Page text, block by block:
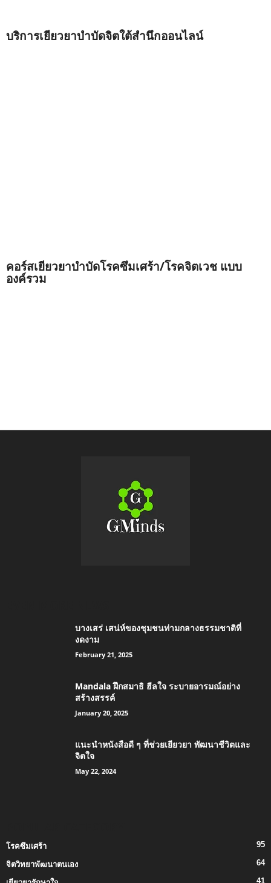
บริการเยียวยาบำบัดจิตใต้สำนึกออนไลน์
คอร์สเยียวยาบำบัดโรคซึมเศร้า/โรคจิตเวช แบบ
องค์รวม
บางเสร่ เสน่ห์ของชุมชนท่ามกลางธรรมชาติที่
งดงาม
February 21, 2025
Mandala ฝึกสมาธิ ฮีลใจ ระบายอารมณ์อย่าง
สร้างสรรค์
January 20, 2025
แนะนำหนังสือดี ๆ ที่ช่วยเยียวยา พัฒนาชีวิตและ
จิตใจ
May 22, 2024
โรคซึมเศร้า 95
จิตวิทยาพัฒนาตนเอง 64
41